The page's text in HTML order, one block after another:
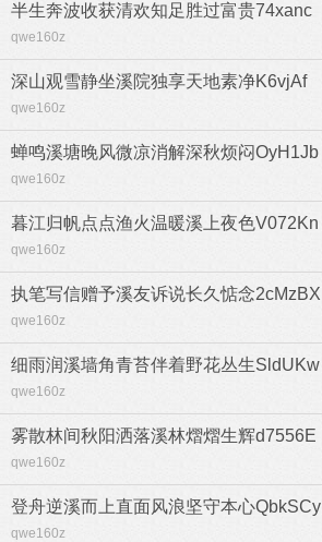
半生奔波收获清欢知足胜过富贵74xanc
qwe160z
深山观雪静坐溪院独享天地素净K6vjAf
qwe160z
蝉鸣溪塘晚风微凉消解深秋烦闷OyH1Jb
qwe160z
暮江归帆点点渔火温暖溪上夜色V072Kn
qwe160z
执笔写信赠予溪友诉说长久惦念2cMzBX
qwe160z
细雨润溪墙角青苔伴着野花丛生SldUKw
qwe160z
雾散林间秋阳洒落溪林熠熠生辉d7556E
qwe160z
登舟逆溪而上直面风浪坚守本心QbkSCy
qwe160z